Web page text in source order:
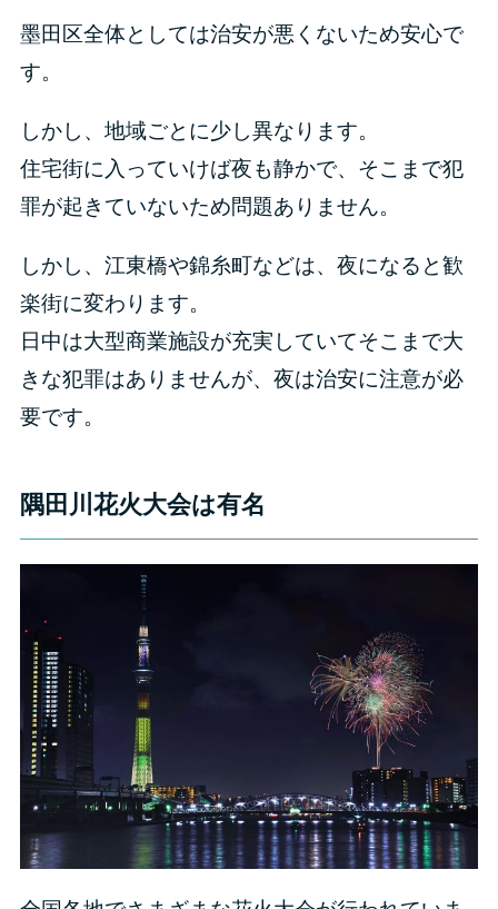
墨田区全体としては治安が悪くないため安心で
す。
しかし、地域ごとに少し異なります。
住宅街に入っていけば夜も静かで、そこまで犯
罪が起きていないため問題ありません。
しかし、江東橋や錦糸町などは、夜になると歓
楽街に変わります。
日中は大型商業施設が充実していてそこまで大
きな犯罪はありませんが、夜は治安に注意が必
要です。
隅田川花火大会は有名